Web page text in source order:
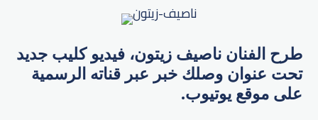
طرح الفنان ناصيف زيتون، فيديو كليب جديد
تحت عنوان وصلك خبر عبر قناته الرسمية
على موقع يوتيوب.